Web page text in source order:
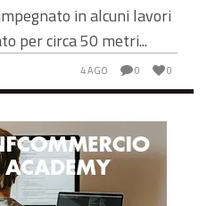
martedì 4 agosto un
in alcuni lavori
per circa 50 metri...
4 AGO 0 0